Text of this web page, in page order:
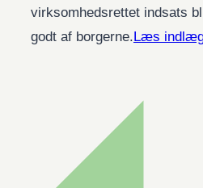
virksomhedsrettet indsats
godt af borgerne.Læs